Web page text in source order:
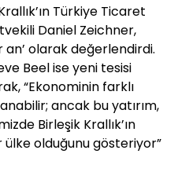
Türkiye Ticaret
Daniel Zeichner,
an’ olarak değerlendirdi.
Beel ise yeni tesisi
“Ekonominin farklı
ancak bu yatırım,
Birleşik Krallık’ın
ülke olduğunu gösteriyor”